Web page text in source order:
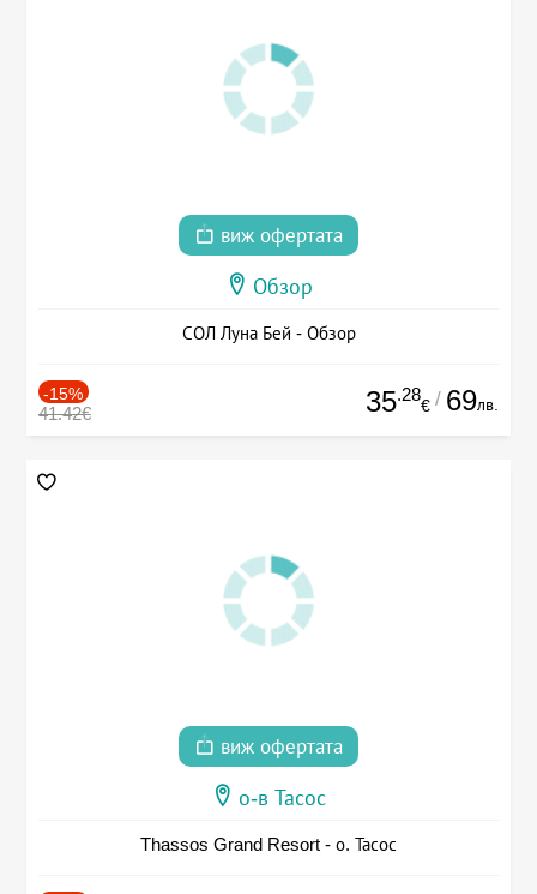
виж офертата
Обзор
СОЛ Луна Бей - Обзор
-15%
41.42€ 35.28
€ / 69лв.
виж офертата
о-в Тасос
Thassos Grand Resort - о. Тасос